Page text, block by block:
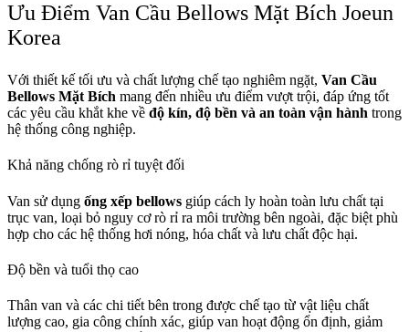
Ưu Điểm Van Cầu Bellows Mặt Bích Joeun
Korea
Với thiết kế tối ưu và chất lượng chế tạo nghiêm ngặt, Van Cầu
Bellows Mặt Bích mang đến nhiều ưu điểm vượt trội, đáp ứng tốt
các yêu cầu khắt khe về độ kín, độ bền và an toàn vận hành trong
hệ thống công nghiệp.
Khả năng chống rò rỉ tuyệt đối
Van sử dụng ống xếp bellows giúp cách ly hoàn toàn lưu chất tại
trục van, loại bỏ nguy cơ rò rỉ ra môi trường bên ngoài, đặc biệt phù
hợp cho các hệ thống hơi nóng, hóa chất và lưu chất độc hại.
Độ bền và tuổi thọ cao
Thân van và các chi tiết bên trong được chế tạo từ vật liệu chất
lượng cao, gia công chính xác, giúp van hoạt động ổn định, giảm